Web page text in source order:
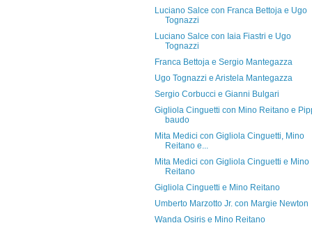
Luciano Salce con Franca Bettoja e Ugo
Tognazzi
Luciano Salce con Iaia Fiastri e Ugo
Tognazzi
Franca Bettoja e Sergio Mantegazza
Ugo Tognazzi e Aristela Mantegazza
Sergio Corbucci e Gianni Bulgari
Gigliola Cinguetti con Mino Reitano e
baudo
Mita Medici con Gigliola Cinguetti, Mino
Reitano e...
Mita Medici con Gigliola Cinguetti e Mino
Reitano
Gigliola Cinguetti e Mino Reitano
Umberto Marzotto Jr. con Margie Newton
Wanda Osiris e Mino Reitano